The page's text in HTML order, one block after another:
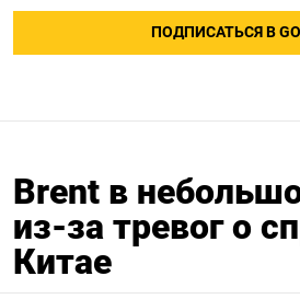
ПОДПИСАТЬСЯ В
Brent в
из-за тревог о
Китае